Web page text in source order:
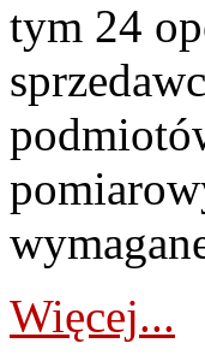
tym 24
Więcej...